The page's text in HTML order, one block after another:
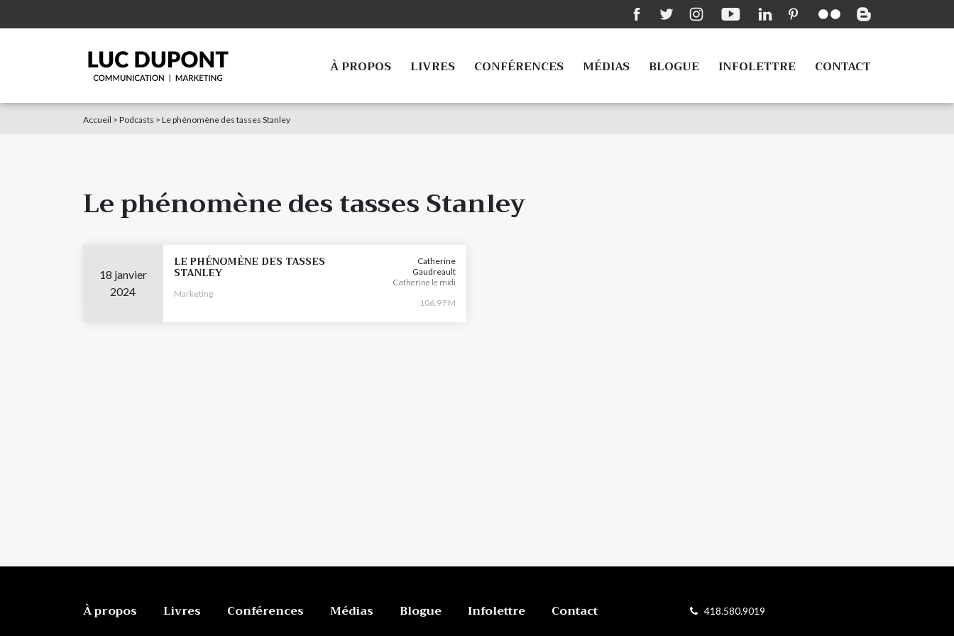
À PROPOS LIVRES CONFÉRENCES MÉDIAS BLOGUE INFOLETTRE CONTACT
Accueil > Podcasts > Le phénomène des tasses Stanley
Le phénomène des tasses Stanley
18 janvier
2024
LE PHÉNOMÈNE DES TASSES
STANLEY
Marketing
Catherine
Gaudreault
Catherine le midi
106,9 FM
À propos Livres Conférences Médias Blogue Infolettre Contact 418.580.9019